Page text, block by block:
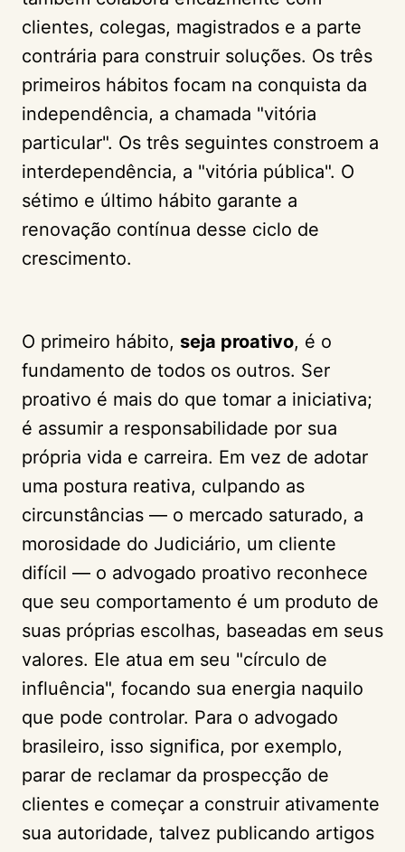
clientes, colegas, magistrados e a parte
contrária para construir soluções. Os três
primeiros hábitos focam na conquista da
independência, a chamada "vitória
particular". Os três seguintes constroem a
interdependência, a "vitória pública". O
sétimo e último hábito garante a
renovação contínua desse ciclo de
crescimento.
O primeiro hábito, seja proativo, é o
fundamento de todos os outros. Ser
proativo é mais do que tomar a iniciativa;
é assumir a responsabilidade por sua
própria vida e carreira. Em vez de adotar
uma postura reativa, culpando as
circunstâncias — o mercado saturado, a
morosidade do Judiciário, um cliente
difícil — o advogado proativo reconhece
que seu comportamento é um produto de
suas próprias escolhas, baseadas em seus
valores. Ele atua em seu "círculo de
influência", focando sua energia naquilo
que pode controlar. Para o advogado
brasileiro, isso significa, por exemplo,
parar de reclamar da prospecção de
clientes e começar a construir ativamente
sua autoridade, talvez publicando artigos